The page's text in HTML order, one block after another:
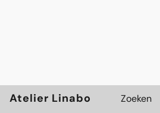
Atelier Linabo